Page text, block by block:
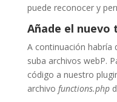
puede reconocer y
Añade el nuevo
A continuación habría
suba archivos webP.
código a nuestro
archivo functions.php